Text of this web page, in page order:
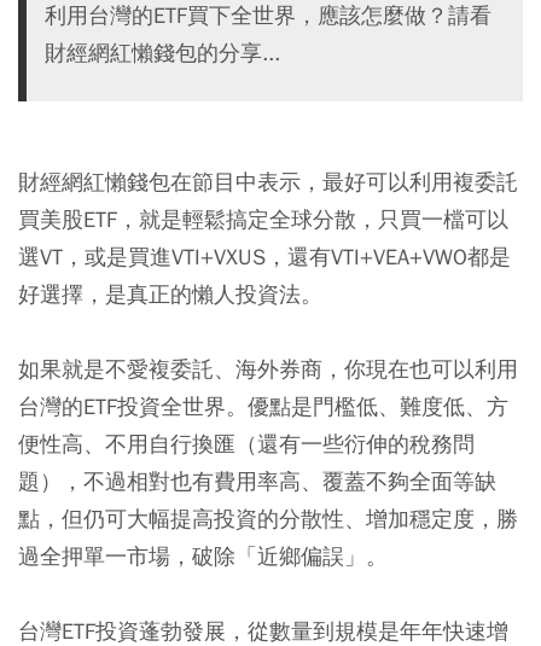
利用台灣的ETF買下全世界，應該怎麼做？請看
財經網紅懶錢包的分享...
財經網紅懶錢包在節目中表示，最好可以利用複委託
買美股ETF，就是輕鬆搞定全球分散，只買一檔可以
選VT，或是買進VTI+VXUS，還有VTI+VEA+VWO都是
好選擇，是真正的懶人投資法。
如果就是不愛複委託、海外券商，你現在也可以利用
台灣的ETF投資全世界。優點是門檻低、難度低、方
便性高、不用自行換匯（還有一些衍伸的稅務問
題），不過相對也有費用率高、覆蓋不夠全面等缺
點，但仍可大幅提高投資的分散性、增加穩定度，勝
過全押單一市場，破除「近鄉偏誤」。
台灣ETF投資蓬勃發展，從數量到規模是年年快速增